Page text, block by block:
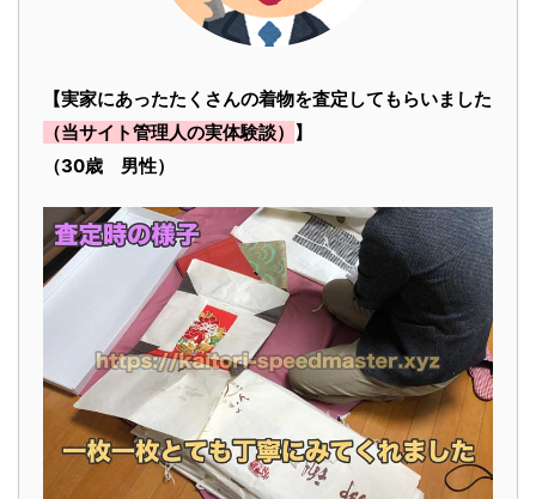
【実家にあったたくさんの着物を査定してもらいました
（当サイト管理人の実体験談） 】
（30歳 男性）